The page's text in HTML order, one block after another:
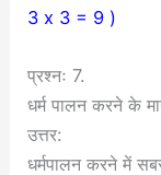
3 x 3 = 9 )
प्रश्नः 7.
धर्म पालन करने के
उत्तर:
धर्मपालन करने में